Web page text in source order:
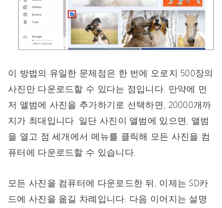
이 방법의 유일한 문제점은 한 번에 오로지 500장의
사진만 다운로드할 수 있다는 점입니다. 만약에 먼
저 앨범에 사진을 추가하기로 선택하면, 20000개까
지가 최대입니다. 일단 사진이 앨범에 있으면, 앨범
을 열고 점 세개에서 메뉴를 클릭해 모든 사진을 컴
퓨터에 다운로드할 수 있습니다.
모든 사진을 컴퓨터에 다운로드한 뒤, 이제는 SD카
드에 사진을 옮길 차례입니다. 다음 이어지는 설명